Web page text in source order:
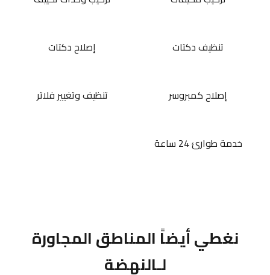
تنظيف دكتات إصلاح دكتات
إصلاح كمبروسر تنظيف وتغيير فلاتر
خدمة طوارئ 24 ساعة
نغطي أيضاً المناطق المجاورة
لـالنهضة